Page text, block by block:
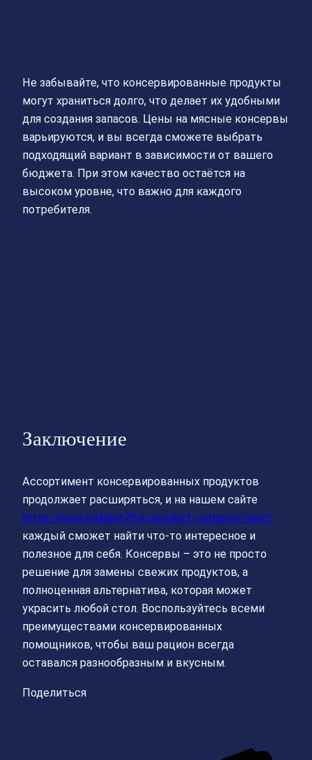
Не забывайте, что консервированные продукты
могут храниться долго, что делает их удобными
для создания запасов. Цены на мясные консервы
варьируются, и вы всегда сможете выбрать
подходящий вариант в зависимости от вашего
бюджета. При этом качество остаётся на
высоком уровне, что важно для каждого
потребителя.
Заключение
Ассортимент консервированных продуктов
продолжает расширяться, и на нашем сайте
https://www.kolbasa78.ru/product-category/misc/
каждый сможет найти что-то интересное и
полезное для себя. Консервы – это не просто
решение для замены свежих продуктов, а
полноценная альтернатива, которая может
украсить любой стол. Воспользуйтесь всеми
преимуществами консервированных
помощников, чтобы ваш рацион всегда
оставался разнообразным и вкусным.
Поделиться